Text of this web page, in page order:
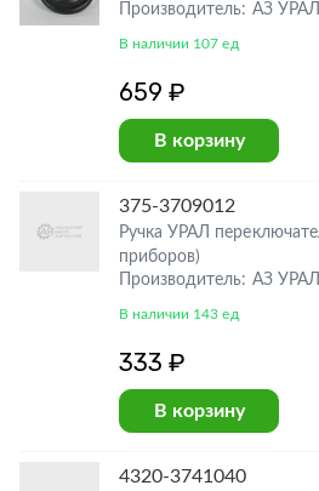
Производитель: АЗ УРАЛ
В наличии 107 ед
659 ₽
В корзину
375-3709012
Ручка УРАЛ
приборов)
Производитель: АЗ УРАЛ
В наличии 143 ед
333 ₽
В корзину
4320-3741040